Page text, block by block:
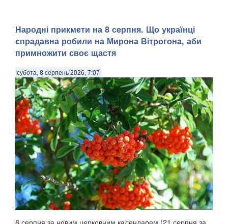
Народні прикмети на 8 серпня. Що українці
спрадавна робили на Мирона Вітрогона, аби
примножити своє щастя
субота, 8 серпень 2026, 7:07
8 серпня за новим церковним календарем (21 серпня за